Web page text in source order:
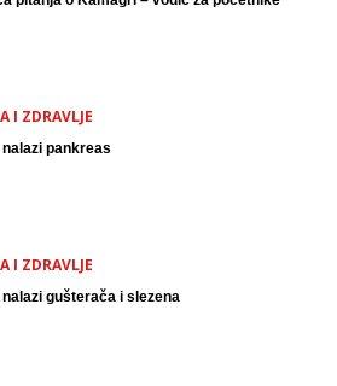
I ZDRAVLJE
pankreas
I ZDRAVLJE
nalazi gušterača i slezena